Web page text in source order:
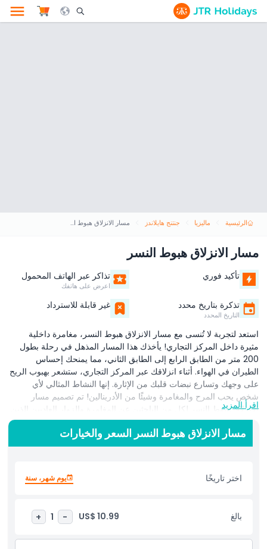
Search Opener Icon
الرئيسية ماليزيا جنتنج هايلاندز مسار الانزلاق هبوط النسر
مسار الانزلاق هبوط النسر
تأكيد فوري تذاكر عبر الهاتف المحمول
اعرض على هاتفك
تذكرة بتاريخ محدد
التاريخ المحدد
غير قابلة للاسترداد
استعد لتجربة لا تُنسى مع مسار الانزلاق هبوط النسر، مغامرة داخلية
مثيرة داخل المركز التجاري! يأخذك هذا المسار المذهل في رحلة بطول
200 متر من الطابق الرابع إلى الطابق الثاني، مما يمنحك إحساس
الطيران في الهواء. أثناء انزلاقك عبر المركز التجاري، ستشعر بهبوب الريح
على وجهك وتسارع نبضات قلبك من الإثارة. إنها النشاط المثالي لأي
شخص يحب المرح والمغامرة وشيئًا من الأدرينالين! تم تصميم مسار
الانزلاق هبوط النسر لكل من الباحثين عن المغامرة والزوار العاديين الذين
يرغبون بتجربة شيء جديد وفريد. سواء كنت تتسوق أو تقضي وقتًا مع
الأصدقاء أو تستكشف المركز التجاري فقط، يضيف هذا المسار لمسة
خاصة ليومك. إنه آمن ومثير وفريد من نوعه حقًا. مثالي للعائلات أو الأزواج
التجاري كما لم تفعل من قبل. لذا، إذا كنت تبحث عن مغامرة داخلية
مثيرة، فلا تفوّت فرصتك للتحليق في الهواء على مسار الانزلاق هبوط
أبرز المعالم
اقرأ المزيد
مسار الانزلاق هبوط النسر السعر والخيارات
اختر تاريخًا يوم شهر، سنة
بالغ US$ 10.99
-
1
+